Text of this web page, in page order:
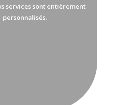
services sont entièrement
personnalisés.